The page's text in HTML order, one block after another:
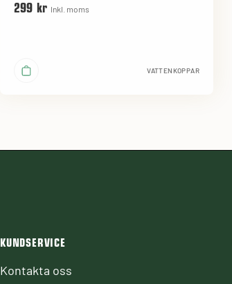
299 kr Inkl. moms
VATTENKOPPAR
KUNDSERVICE
Kontakta oss